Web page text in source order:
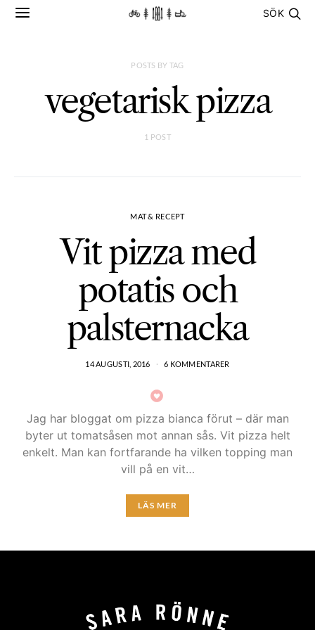
SÖK
POSTS BY TAG
vegetarisk pizza
1 POST
MAT & RECEPT
Vit pizza med
potatis och
palsternacka
14 AUGUSTI, 2016 6 KOMMENTARER
Jag har bloggat om pizza bianca förut – där man
byter ut tomatsåsen mot annan sås. Vit pizza helt
enkelt. Man kan fortfarande ha vilken topping man
vill på en vit…
LÄS MER